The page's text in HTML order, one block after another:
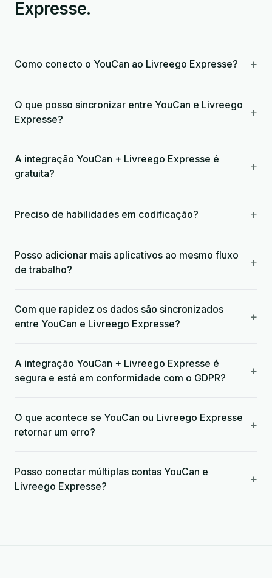
Expresse.
Como conecto o YouCan ao Livreego Expresse? +
O que posso sincronizar entre YouCan e Livreego
Expresse?
+
A integração YouCan + Livreego Expresse é
gratuita?
+
Preciso de habilidades em codificação? +
Posso adicionar mais aplicativos ao mesmo fluxo
de trabalho?
+
Com que rapidez os dados são sincronizados
entre YouCan e Livreego Expresse?
+
A integração YouCan + Livreego Expresse é
segura e está em conformidade com o GDPR?
+
O que acontece se YouCan ou Livreego Expresse
retornar um erro?
+
Posso conectar múltiplas contas YouCan e
Livreego Expresse?
+